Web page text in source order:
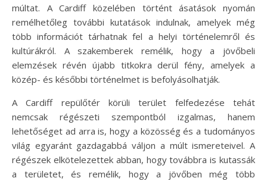
múltat. A Cardiff közelében történt ásatások nyomán
remélhetőleg további kutatások indulnak, amelyek még
több információt tárhatnak fel a helyi történelemről és
kultúrákról. A szakemberek remélik, hogy a jövőbeli
elemzések révén újabb titkokra derül fény, amelyek a
közép- és későbbi történelmet is befolyásolhatják.
A Cardiff repülőtér körüli terület felfedezése tehát
nemcsak régészeti szempontból izgalmas, hanem
lehetőséget ad arra is, hogy a közösség és a tudományos
világ egyaránt gazdagabbá váljon a múlt ismereteivel. A
régészek elkötelezettek abban, hogy továbbra is kutassák
a területet, és remélik, hogy a jövőben még több